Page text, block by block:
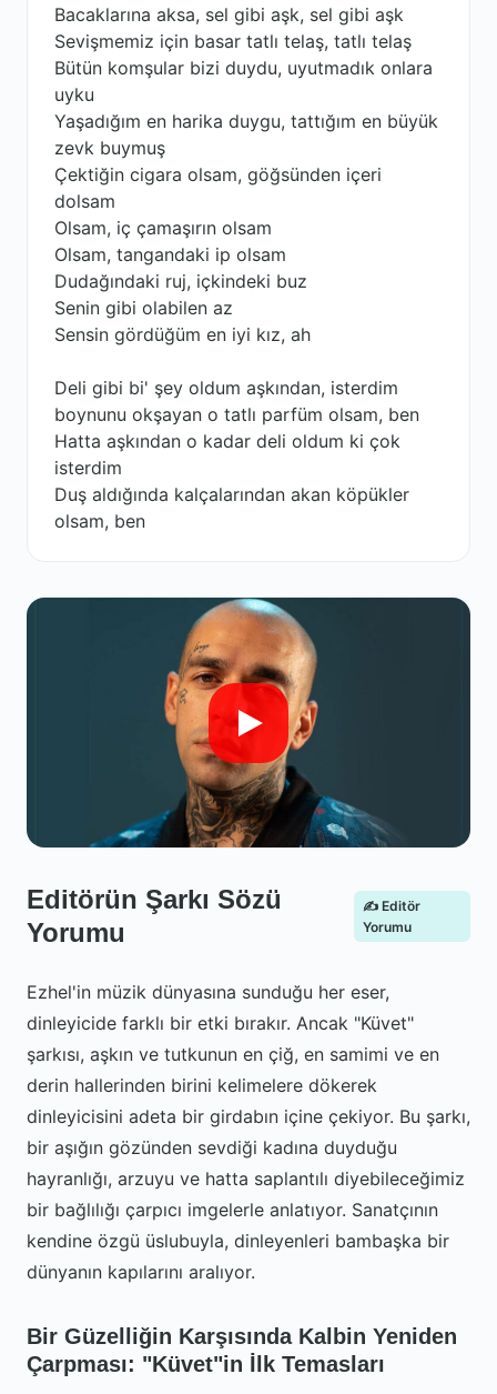
Bacaklarına aksa, sel gibi aşk, sel gibi aşk
Sevişmemiz için basar tatlı telaş, tatlı telaş
Bütün komşular bizi duydu, uyutmadık onlara
uyku
Yaşadığım en harika duygu, tattığım en büyük
zevk buymuş
Çektiğin cigara olsam, göğsünden içeri
dolsam
Olsam, iç çamaşırın olsam
Olsam, tangandaki ip olsam
Dudağındaki ruj, içkindeki buz
Senin gibi olabilen az
Sensin gördüğüm en iyi kız, ah
Deli gibi bi' şey oldum aşkından, isterdim
boynunu okşayan o tatlı parfüm olsam, ben
Hatta aşkından o kadar deli oldum ki çok
isterdim
Duş aldığında kalçalarından akan köpükler
olsam, ben
Editörün Şarkı Sözü
Yorumu
✍️ Editör
Yorumu
Ezhel'in müzik dünyasına sunduğu her eser,
dinleyicide farklı bir etki bırakır. Ancak "Küvet"
şarkısı, aşkın ve tutkunun en çiğ, en samimi ve en
derin hallerinden birini kelimelere dökerek
dinleyicisini adeta bir girdabın içine çekiyor. Bu şarkı,
bir aşığın gözünden sevdiği kadına duyduğu
hayranlığı, arzuyu ve hatta saplantılı diyebileceğimiz
bir bağlılığı çarpıcı imgelerle anlatıyor. Sanatçının
kendine özgü üslubuyla, dinleyenleri bambaşka bir
dünyanın kapılarını aralıyor.
Bir Güzelliğin Karşısında Kalbin Yeniden
Çarpması: "Küvet"in İlk Temasları